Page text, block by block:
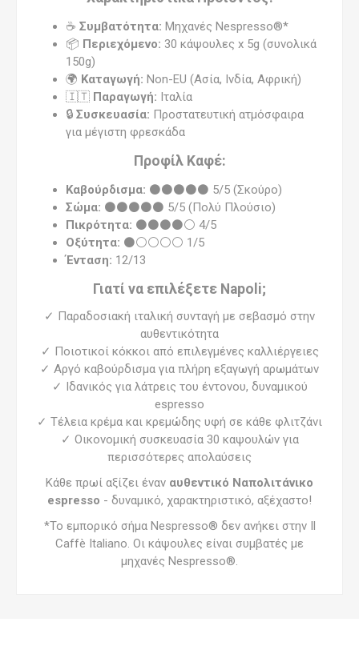
☕ Συμβατότητα: Μηχανές Nespresso®*
📦 Περιεχόμενο: 30 κάψουλες x 5g (συνολικά
150g)
🌍 Καταγωγή: Non-EU (Ασία, Ινδία, Αφρική)
🇮🇹 Παραγωγή: Ιταλία
🔒 Συσκευασία: Προστατευτική ατμόσφαιρα
για μέγιστη φρεσκάδα
Προφίλ Καφέ:
Καβούρδισμα: ⚫⚫⚫⚫⚫ 5/5 (Σκούρο)
Σώμα: ⚫⚫⚫⚫⚫ 5/5 (Πολύ Πλούσιο)
Πικρότητα: ⚫⚫⚫⚫⚪ 4/5
Οξύτητα: ⚫⚪⚪⚪⚪ 1/5
Ένταση: 12/13
Γιατί να επιλέξετε Napoli;
✓ Παραδοσιακή ιταλική συνταγή με σεβασμό στην
αυθεντικότητα
✓ Ποιοτικοί κόκκοι από επιλεγμένες καλλιέργειες
✓ Αργό καβούρδισμα για πλήρη εξαγωγή αρωμάτων
✓ Ιδανικός για λάτρεις του έντονου, δυναμικού
espresso
✓ Τέλεια κρέμα και κρεμώδης υφή σε κάθε φλιτζάνι
✓ Οικονομική συσκευασία 30 καψουλών για
περισσότερες απολαύσεις
Κάθε πρωί αξίζει έναν αυθεντικό Ναπολιτάνικο
espresso - δυναμικό, χαρακτηριστικό, αξέχαστο!
*Το εμπορικό σήμα Nespresso® δεν ανήκει στην Il
Caffè Italiano. Οι κάψουλες είναι συμβατές με
μηχανές Nespresso®.